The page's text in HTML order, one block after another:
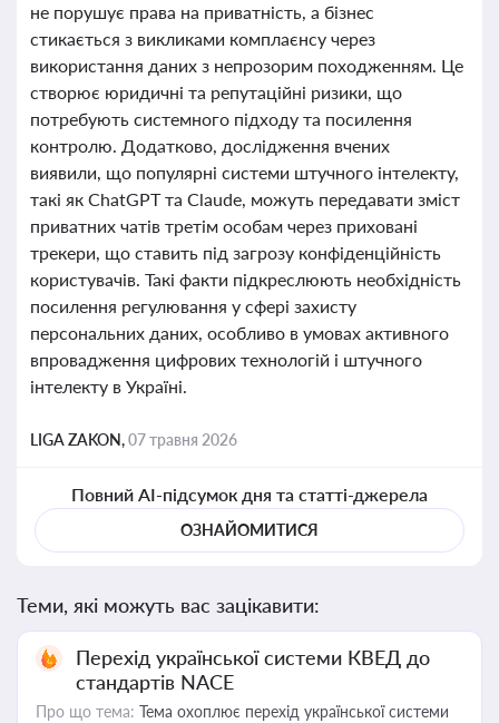
не порушує права на приватність, а бізнес
стикається з викликами комплаєнсу через
використання даних з непрозорим походженням. Це
створює юридичні та репутаційні ризики, що
потребують системного підходу та посилення
контролю. Додатково, дослідження вчених
виявили, що популярні системи штучного інтелекту,
такі як ChatGPT та Claude, можуть передавати зміст
приватних чатів третім особам через приховані
трекери, що ставить під загрозу конфіденційність
користувачів. Такі факти підкреслюють необхідність
посилення регулювання у сфері захисту
персональних даних, особливо в умовах активного
впровадження цифрових технологій і штучного
інтелекту в Україні.
LIGA ZAKON,07 травня 2026
Повний AI-підсумок дня та статті-джерела
ОЗНАЙОМИТИСЯ
Теми, які можуть вас зацікавити:
Перехід української системи КВЕД до
стандартів NACE
Про що тема: Тема охоплює перехід української системи